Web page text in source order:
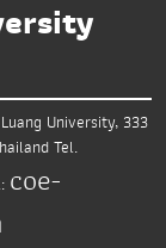
University, 333
Tel.
coe-